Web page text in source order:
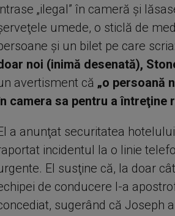
„ilegal” în cameră şi
umede, o sticlă de
şi un bilet pe care scria:
noi (inimă desenată),
avertisment că „o persoană
camera sa pentru a întreţine
a anunţat securitatea
incidentul la o linie
El susţine că, la doar
de conducere l-a
sugerând că Joseph